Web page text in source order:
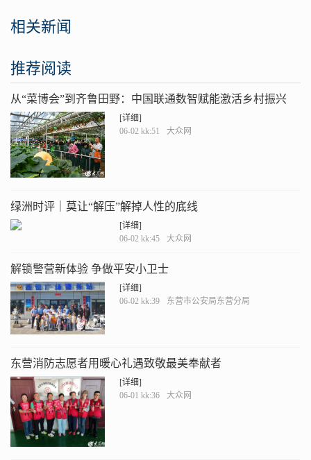
相关新闻
推荐阅读
从“菜博会”到齐鲁田野：中国联通数智赋能激活乡村振兴
“一池春水”
[详细]
06-02 kk:51
大众网
绿洲时评｜莫让“解压”解掉人性的底线
[详细]
06-02 kk:45
大众网
解锁警营新体验 争做平安小卫士
[详细]
06-02 kk:39
东营市公安局东营分局
东营消防志愿者用暖心礼遇致敬最美奉献者
[详细]
06-01 kk:36
大众网